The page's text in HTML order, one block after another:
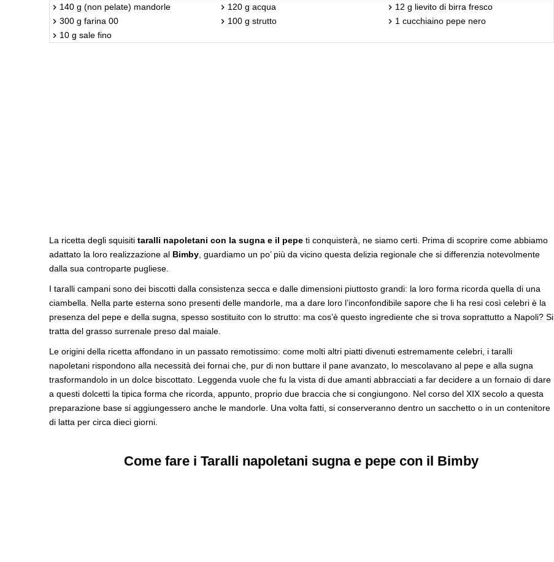
140 g (non pelate) mandorle 120 g acqua
12 g lievito di birra fresco
300 g farina 00
100 g strutto
1 cucchiaino pepe nero
10 g sale fino
La ricetta degli squisiti taralli napoletani con la sugna e il pepe ti conquisterà, ne siamo certi. Prima di scoprire come abbiamo
adattato la loro realizzazione al Bimby , guardiamo un po’ più da vicino questa delizia regionale che si differenzia notevolmente
dalla sua controparte pugliese.
I taralli campani sono dei biscotti dalla consistenza secca e dalle dimensioni piuttosto grandi: la loro forma ricorda quella di una
ciambella. Nella parte esterna sono presenti delle mandorle, ma a dare loro l’inconfondibile sapore che li ha resi così celebri è la
presenza del pepe e della sugna, spesso sostituito con lo strutto: ma cos’è questo ingrediente che si trova soprattutto a Napoli? Si
tratta del grasso surrenale preso dal maiale.
Le origini della ricetta affondano in un passato remotissimo: come molti altri piatti divenuti estremamente celebri, i taralli
napoletani rispondono alla necessità dei fornai che, pur di non buttare il pane avanzato, lo mescolavano al pepe e alla sugna
trasformandolo in un dolce biscottato. Leggenda vuole che fu la vista di due amanti abbracciati a far decidere a un fornaio di dare
a questi dolcetti la tipica forma che ricorda, appunto, proprio due braccia che si congiungono. Nel corso del XIX secolo a questa
preparazione base si aggiungessero anche le mandorle. Una volta fatti, si conserveranno dentro un sacchetto o in un contenitore
di latta per circa dieci giorni.
Come fare i Taralli napoletani sugna e pepe con il Bimby